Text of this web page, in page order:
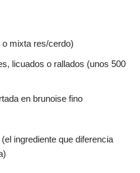
mixta res/cerdo)
licuados o rallados (unos 500
en brunoise fino
ingrediente que diferencia